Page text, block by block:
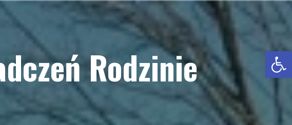
Otwórz pasek narzędzi
Rodzinie